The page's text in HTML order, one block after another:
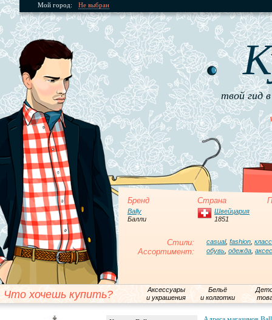
Мой город: Не выбран
твой гид
Бренд Страна
Bally
Балли
Швейцария
1851
Стили: casual, fashion
Ассортимент: обувь одежда
Что хочешь купить?
Аксессуары
и украшения
Бельё
и колготки